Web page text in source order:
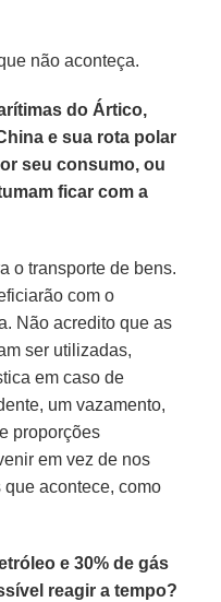
não aconteça.
do Ártico,
e sua rota polar
seu consumo, ou
ficar com a
o transporte de bens.
com o
Não acredito que as
ser utilizadas,
em caso de
um vazamento,
proporções
em vez de nos
que acontece, como
e 30% de gás
reagir a tempo?